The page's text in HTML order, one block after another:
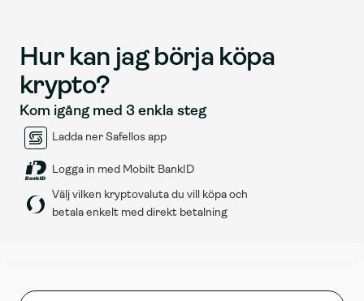
Hur kan jag börja köpa
krypto?
Kom igång med 3 enkla steg
Ladda ner Safellos app
Logga in med Mobilt BankID
Välj vilken kryptovaluta du vill köpa och
betala enkelt med direkt betalning